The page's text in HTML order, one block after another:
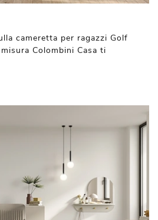
cameretta per ragazzi Golf
Colombini Casa ti